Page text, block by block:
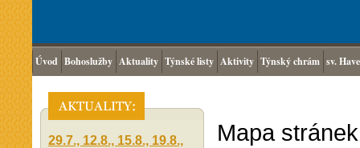
Úvod Bohoslužby Aktuality Týnské listy Aktivity Týnský chrám sv.
29.7., 12.8., 15.8., 19.8.,
Mapa stránek